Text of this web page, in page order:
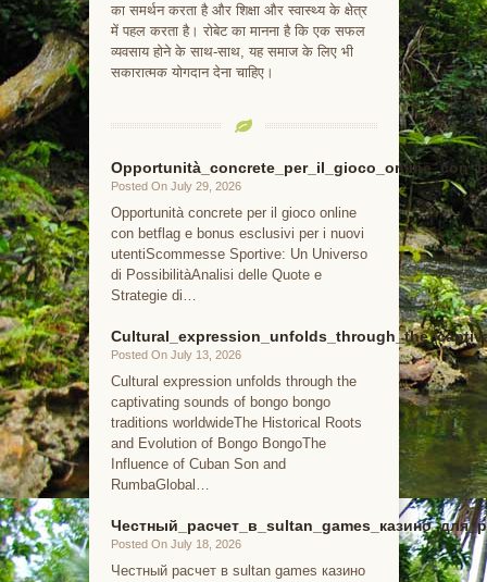
का समर्थन करता है और शिक्षा और स्वास्थ्य के क्षेत्र
में पहल करता है। रोबेट का मानना है कि एक सफल
व्यवसाय होने के साथ-साथ, यह समाज के लिए भी
सकारात्मक योगदान देना चाहिए।
Posted On July 29, 2026
Opportunità concrete per il gioco online
con betflag e bonus esclusivi per i nuovi
utentiScommesse Sportive: Un Universo
di PossibilitàAnalisi delle Quote e
Strategie di…
Posted On July 13, 2026
Cultural expression unfolds through the
captivating sounds of bongo bongo
traditions worldwideThe Historical Roots
and Evolution of Bongo BongoThe
Influence of Cuban Son and
RumbaGlobal…
Posted On July 18, 2026
Честный расчет в sultan games казино